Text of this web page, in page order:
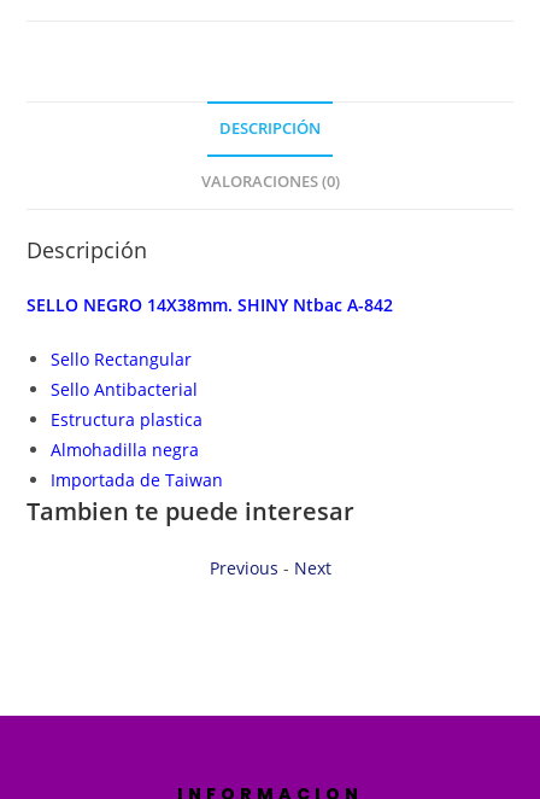
DESCRIPCIÓN
VALORACIONES (0)
Descripción
SELLO NEGRO 14X38mm. SHINY Ntbac A-842
Sello Rectangular
Sello Antibacterial
Estructura plastica
Almohadilla negra
Importada de Taiwan
Tambien te puede interesar
Previous - Next
INFORMACION